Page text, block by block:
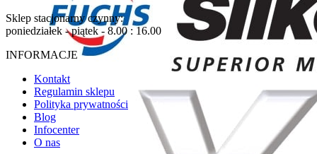
Sklep stacjonarny czynny:
poniedziałek - piątek - 8.00 : 16.00
INFORMACJE
Kontakt
Regulamin sklepu
Polityka prywatności
Blog
Infocenter
O nas